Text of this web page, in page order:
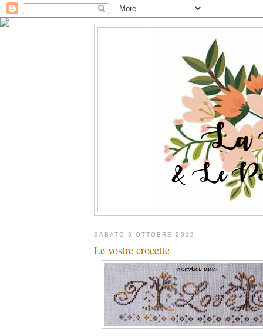
SABATO 6 OTTOBRE 2012
Le vostre crocette